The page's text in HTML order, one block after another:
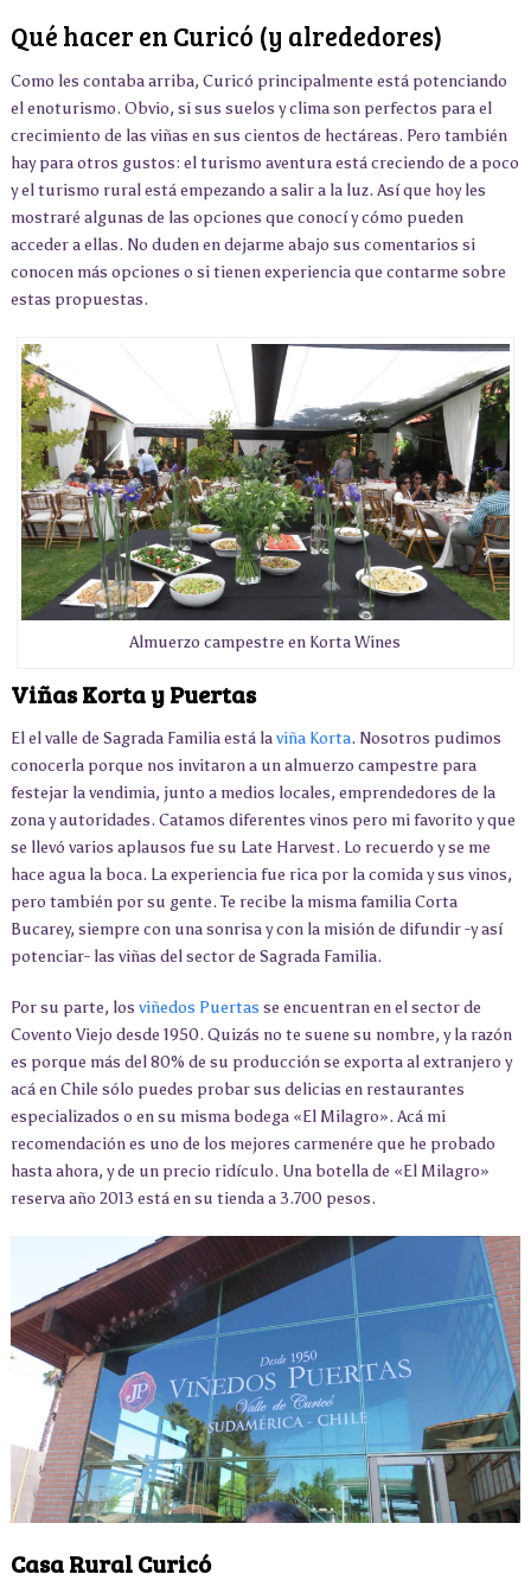
Qué hacer en Curicó (y alrededores)
Como les contaba arriba, Curicó principalmente está potenciando
el enoturismo. Obvio, si sus suelos y clima son perfectos para el
crecimiento de las viñas en sus cientos de hectáreas. Pero también
hay para otros gustos: el turismo aventura está creciendo de a poco
y el turismo rural está empezando a salir a la luz. Así que hoy les
mostraré algunas de las opciones que conocí y cómo pueden
acceder a ellas. No duden en dejarme abajo sus comentarios si
conocen más opciones o si tienen experiencia que contarme sobre
estas propuestas.
Almuerzo campestre en Korta Wines
Viñas Korta y Puertas
El el valle de Sagrada Familia está laviña Korta. Nosotros pudimos
conocerla porque nos invitaron a un almuerzo campestre para
festejar la vendimia, junto a medios locales, emprendedores de la
zona y autoridades. Catamos diferentes vinos pero mi favorito y que
se llevó varios aplausos fue su Late Harvest. Lo recuerdo y se me
hace agua la boca. La experiencia fue rica por la comida y sus vinos,
pero también por su gente. Te recibe la misma familia Corta
Bucarey, siempre con una sonrisa y con la misión de difundir -y así
potenciar- las viñas del sector de Sagrada Familia.
Por su parte, los viñedos Puertas se encuentran en el sector de
Covento Viejo desde 1950. Quizás no te suene su nombre, y la razón
es porque más del 80% de su producción se exporta al extranjero y
acá en Chile sólo puedes probar sus delicias en restaurantes
especializados o en su misma bodega «El Milagro». Acá mi
recomendación es uno de los mejores carmenére que he probado
hasta ahora, y de un precio ridículo. Una botella de «El Milagro»
reserva año 2013 está en su tienda a 3.700 pesos.
Casa Rural Curicó